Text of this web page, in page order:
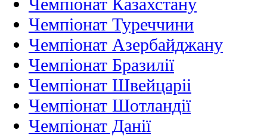
Чемпіонат Туреччини
Чемпіонат Азербайджану
Чемпіонат Бразилії
Чемпіонат Швейцаріі
Чемпіонат Шотландії
Чемпіонат Данії